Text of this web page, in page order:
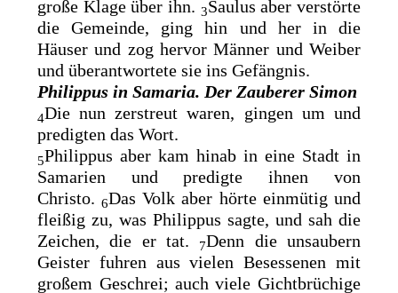
große Klage über ihn. 3Saulus aber verstörte
die Gemeinde, ging hin und her in die
Häuser und zog hervor Männer und Weiber
und überantwortete sie ins Gefängnis.
Philippus in Samaria. Der Zauberer Simon
4Die nun zerstreut waren, gingen um und
predigten das Wort.
5Philippus aber kam hinab in eine Stadt in
Samarien und predigte ihnen von
Christo.6Das Volk aber hörte einmütig und
fleißig zu, was Philippus sagte, und sah die
Zeichen, die er tat.
7Denn die unsaubern
Geister fuhren aus vielen Besessenen mit
großem Geschrei; auch viele Gichtbrüchige